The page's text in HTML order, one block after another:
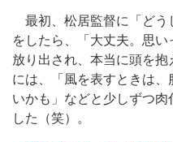
最初、松居監督に「どう
をしたら、「大丈夫。思
放り出され、本当に頭を
には、「風を表すときは
いかも」などと少しずつ肉
した（笑）。